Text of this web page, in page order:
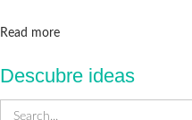
Read moreDetails
Descubre ideas